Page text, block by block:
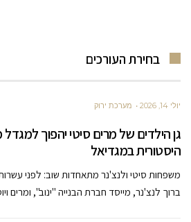
בחירת העורכים
יולי 14, 2026 מערכת ירוק
גן הילדים של מרים סיטי יהפוך
היסטורית במגדיאל
משפחות סיטי ולנצ'נר מתאחדות שוב: לפני
ברוך לנצ'נר, מייסד חברת הבנייה "ינוב", ומרים